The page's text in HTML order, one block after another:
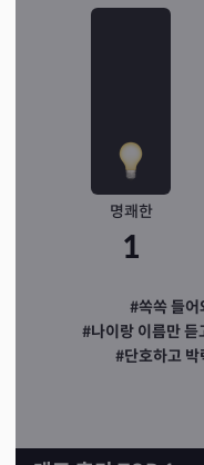
명쾌한
1
#쏙쏙 들어
#나이랑 이름만 듣
#단호하고 박